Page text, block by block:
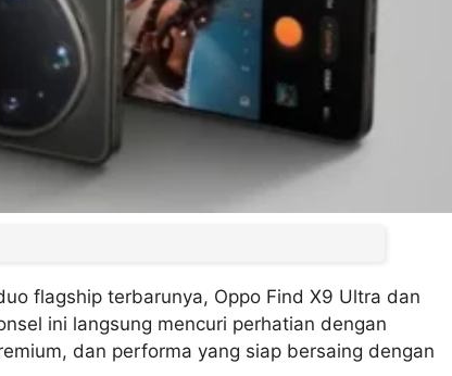
flagship terbarunya, Oppo Find X9 Ultra dan
ini langsung mencuri perhatian dengan
dan performa yang siap bersaing dengan